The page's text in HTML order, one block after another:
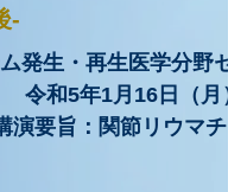
-
発生・再生医学分野セ